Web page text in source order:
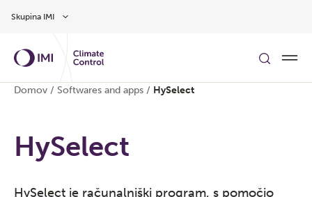
Skupina IMI
Domov / Softwares and apps / HySelect
HySelect
HySelect je računalniški program, s pomočjo